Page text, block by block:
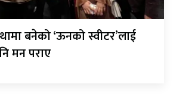
बनेको ‘ऊनको स्वीटर’लाई
मन पराए